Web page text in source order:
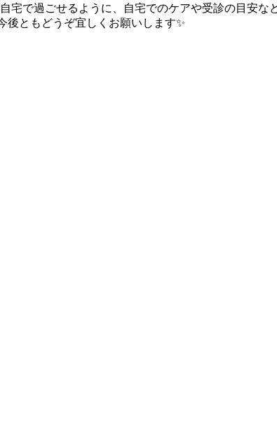
宅で過ごせるように、自宅でのケアや受診の目安
ともどうぞ宜しくお願いします✨